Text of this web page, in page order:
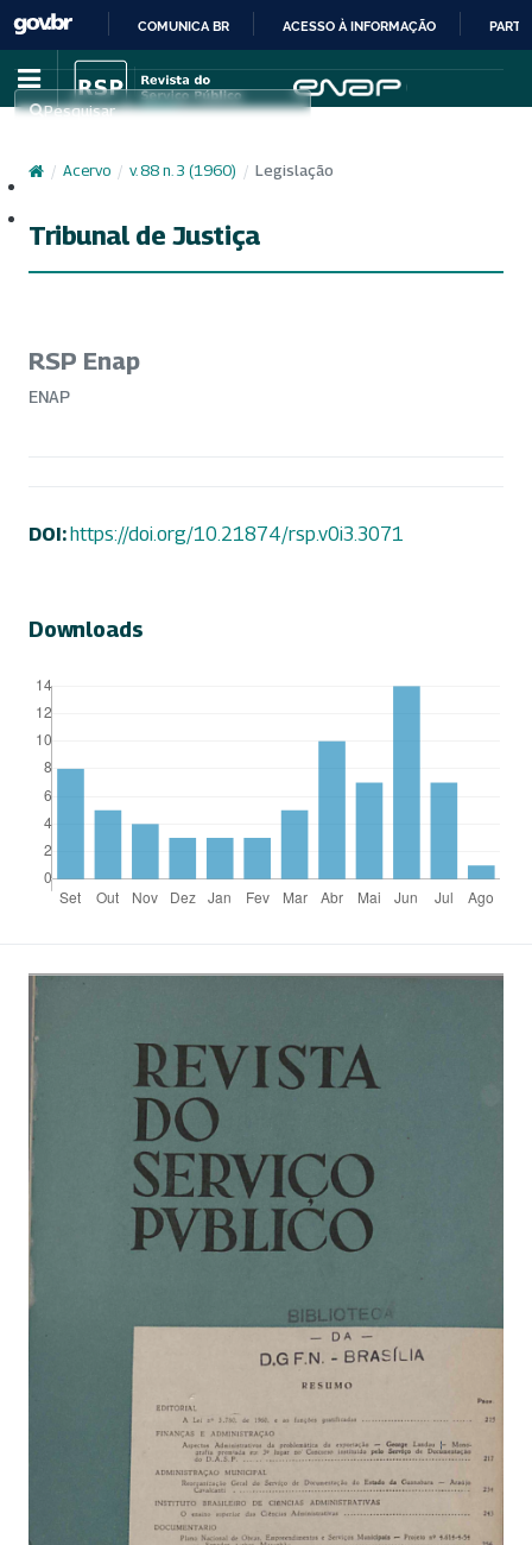
IR
PARA
CONTEÚDO
COMUNICA BR ACESSO À INFORMAÇÃO
Pesquisar
/ Acervo / v. 88 n. 3 (1960) / Legislação
Tribunal de Justiça
RSP Enap
ENAP
DOI:https://doi.org/10.21874/rsp.v0i3.3071
Downloads